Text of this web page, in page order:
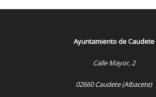
Ayuntamiento de Caudete
Calle Mayor, 2
02660 Caudete (Albacete)